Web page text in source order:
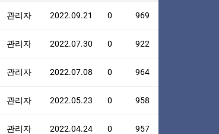
관리자 2022.09.21 0 969
관리자 2022.07.30 0 922
관리자 2022.07.08 0 964
관리자 2022.05.23 0 958
관리자 2022.04.24 0 957